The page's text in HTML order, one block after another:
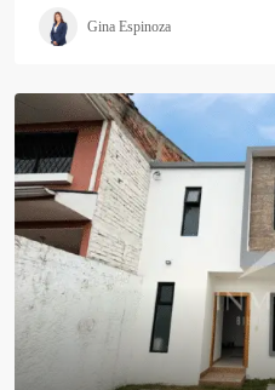
Gina Espinoza